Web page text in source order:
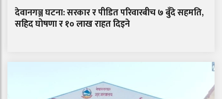
देवानगञ्ज घटना: सरकार र पीडित परिवारबीच ७ बुँदे सहमति,
सहिद घोषणा र १० लाख राहत दिइने